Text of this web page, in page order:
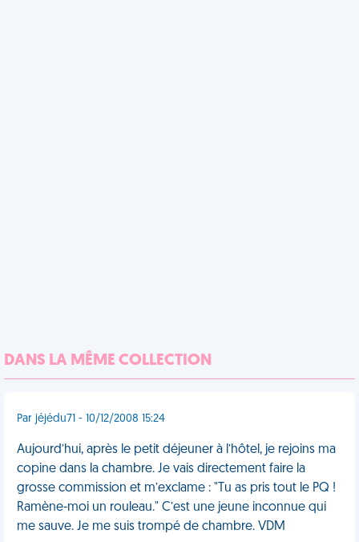
DANS LA MÊME COLLECTION
Par jéjédu71 - 10/12/2008 15:24
Aujourd’hui, après le petit déjeuner à l’hôtel, je rejoins ma
copine dans la chambre. Je vais directement faire la
grosse commission et m’exclame : "Tu as pris tout le PQ !
Ramène-moi un rouleau." C’est une jeune inconnue qui
me sauve. Je me suis trompé de chambre. VDM